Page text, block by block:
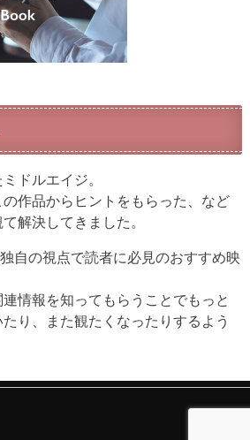
ドルエイジ。
作品からヒントをもらった、など
解決してきました。
自の視点で読者に必見のおすすめ映
情報を知ってもらうことでもっと
り、また観たくなったりするよう